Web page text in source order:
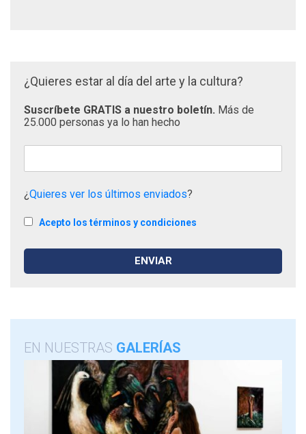
¿Quieres estar al día del arte y la cultura?
Suscríbete GRATIS a nuestro boletín. Más de
25.000 personas ya lo han hecho
¿Quieres ver los últimos enviados?
Acepto los términos y condiciones
EN NUESTRAS GALERÍAS